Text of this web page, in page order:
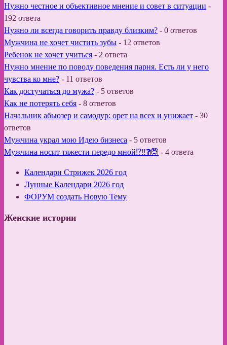
Нужно честное и объективное мнение и совет в ситуации -
192 ответа
Нужно ли всегда говорить правду близким? - 0 ответов
Мужчина не хочет чистить зубы - 12 ответов
Ребенок не хочет учиться - 2 ответа
Нужно мнение по поводу поведения парня. Есть ли у него
чувства ко мне? - 11 ответов
Как достучаться до мужа? - 5 ответов
Как не потерять себя - 8 ответов
Начальник абьюзер и самодур: орет на всех и унижает - 30
ответов
Мужчина украл мою Идею бизнеса - 5 ответов
Мужчина носит тяжести передо мной⁉️‼️❓🙆 - 4 ответа
Календари Стрижек 2026 год
Лунные Календари 2026 год
ФОРУМ создать Новую Тему
Женские истории